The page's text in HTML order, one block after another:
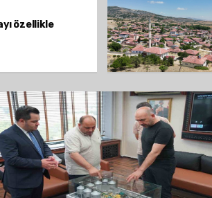
özellikle